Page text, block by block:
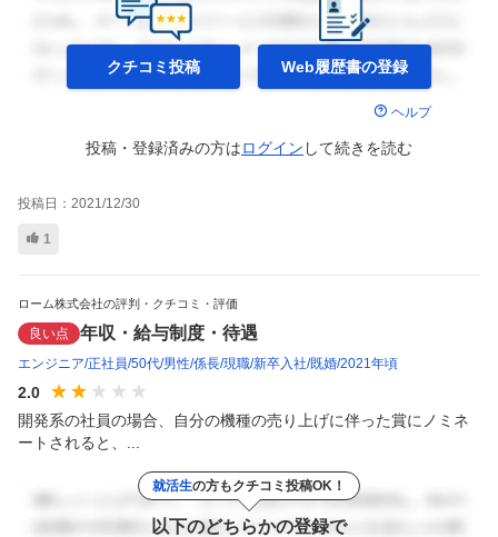
クチコミ投稿 Web履歴書の登録
ヘルプ
投稿・登録済みの方はログイン して続きを読む
投稿日： 2021/12/30
1
ローム株式会社の評判・クチコミ・評価
良い点 年収・給与制度・待遇
エンジニア 正社員 50代 男性 係長 現職 新卒入社 既婚 2021年頃
2.0
開発系の社員の場合、自分の機種の売り上げに伴った賞にノミネ
ートされると、...
就活生の方もクチコミ投稿OK！
以下のどちらかの登録で